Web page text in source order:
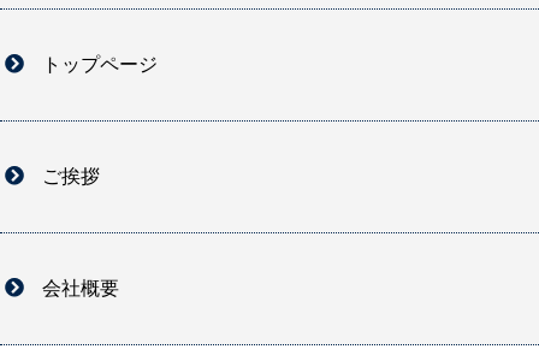
トップページ
ご挨拶
会社概要